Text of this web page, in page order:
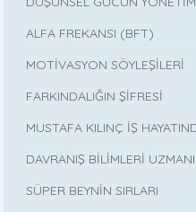
ALFA FREKANSI (BFT)
MOTİVASYON SÖYLEŞİLERİ
FARKINDALIĞIN ŞİFRESİ
MUSTAFA KILINÇ İŞ
DAVRANIŞ BİLİMLERİ
SÜPER BEYNİN SIRLARI